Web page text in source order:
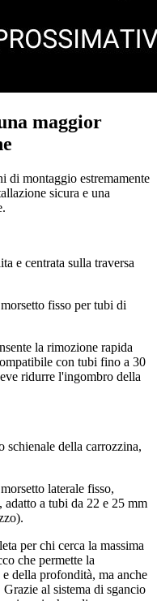
maggior
montaggio estremamente
sicura e una
e centrata sulla traversa
fisso per tubi di
la rimozione rapida
con tubi fino a 30
ridurre l'ingombro della
schienale della carrozzina,
laterale fisso,
a tubi da 22 e 25 mm
per chi cerca la massima
che permette la
della profondità, ma anche
al sistema di sgancio